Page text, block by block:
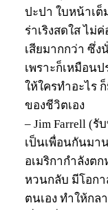
ปะปา ใบหน้าเ
ร่าเริงสดใส ไม่
เสียมากกว่า ซึ่ง
เพราะก็เหมือน
ให้ใครทำอะไร
ของชีวิตเอง
– Jim Farrell (รั
เป็นเพื่อนกันมา
อเมริกากำลังต
หวนกลับ มีโอก
ตนเอง ทำให้กล